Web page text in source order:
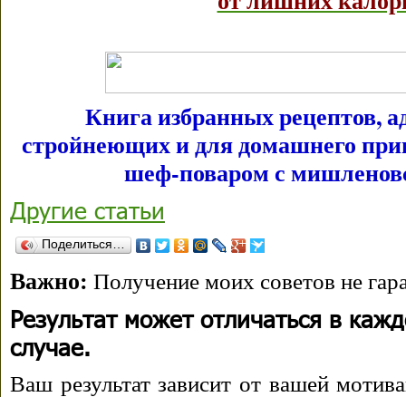
Книга избранных рецептов,
стройнеющих и для домашнего
шеф-поваром с
Другие статьи
Поделиться…
Важно: Получение моих советов не
Результат может отличаться в
случае.
Ваш результат зависит от вашей